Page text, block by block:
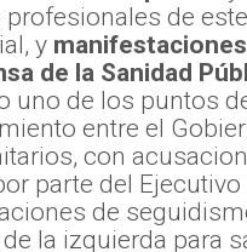
profesionales de
y
de la Sanidad
uno de los puntos
entre el
con
parte del
de
la izquierda para